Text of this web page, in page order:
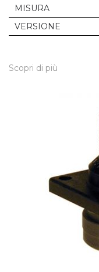
MISURA
VERSIONE
Scopri di più